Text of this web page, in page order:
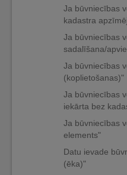
Ja būvniecības
kadastra
Ja būvniecības
sadalīšana/
Ja būvniecības
(koplietošanas)"
Ja būvniecības
iekārta bez
Ja būvniecības
elements"
Datu ievade
(ēka)"